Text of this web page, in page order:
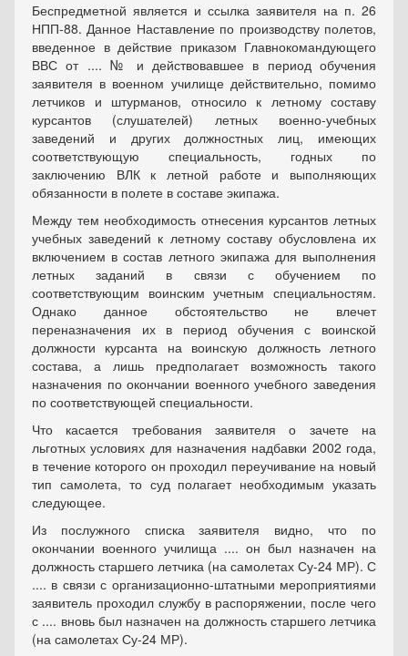
Беспредметной является и ссылка заявителя на п. 26
НПП-88. Данное Наставление по производству полетов,
введенное в действие приказом Главнокомандующего
ВВС от .... № и действовавшее в период обучения
заявителя в военном училище действительно, помимо
летчиков и штурманов, относило к летному составу
курсантов (слушателей) летных военно-учебных
заведений и других должностных лиц, имеющих
соответствующую специальность, годных по
заключению ВЛК к летной работе и выполняющих
обязанности в полете в составе экипажа.
Между тем необходимость отнесения курсантов летных
учебных заведений к летному составу обусловлена их
включением в состав летного экипажа для выполнения
летных заданий в связи с обучением по
соответствующим воинским учетным специальностям.
Однако данное обстоятельство не влечет
переназначения их в период обучения с воинской
должности курсанта на воинскую должность летного
состава, а лишь предполагает возможность такого
назначения по окончании военного учебного заведения
по соответствующей специальности.
Что касается требования заявителя о зачете на
льготных условиях для назначения надбавки 2002 года,
в течение которого он проходил переучивание на новый
тип самолета, то суд полагает необходимым указать
следующее.
Из послужного списка заявителя видно, что по
окончании военного училища .... он был назначен на
должность старшего летчика (на самолетах Су-24 МР). С
.... в связи с организационно-штатными мероприятиями
заявитель проходил службу в распоряжении, после чего
с .... вновь был назначен на должность старшего летчика
(на самолетах Су-24 МР).